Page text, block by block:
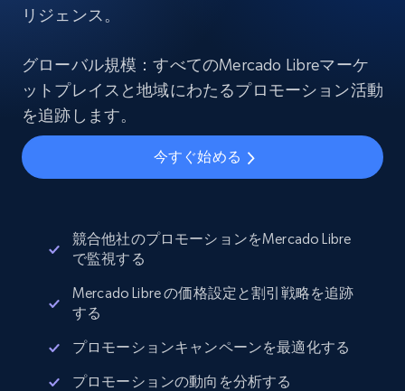
リジェンス。
グローバル規模：すべてのMercado Libreマーケ
ットプレイスと地域にわたるプロモーション活動
を追跡します。
今すぐ始める
競合他社のプロモーションをMercado Libre
で監視する
Mercado Libre の価格設定と割引戦略を追跡
する
プロモーションキャンペーンを最適化する
プロモーションの動向を分析する